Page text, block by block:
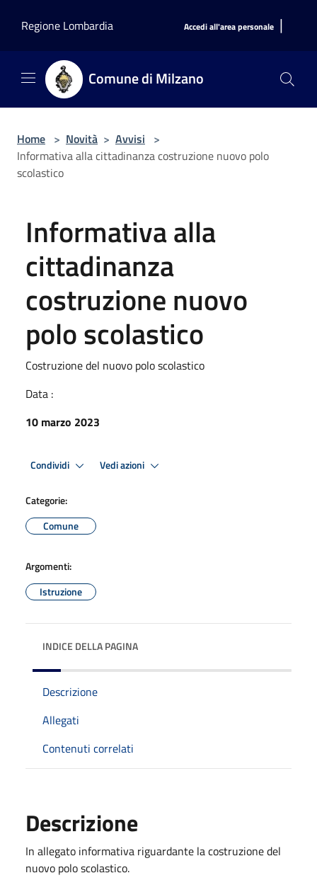
Regione Lombardia
Accedi all'area personale |
Comune di Milzano
Home > Novità > Avvisi >
Informativa alla cittadinanza costruzione nuovo polo
scolastico
Informativa alla
cittadinanza
costruzione nuovo
polo scolastico
Costruzione del nuovo polo scolastico
Data :
10 marzo 2023
Condividi Vedi azioni
Categorie:
Comune
Argomenti:
Istruzione
INDICE DELLA PAGINA
Descrizione
Allegati
Contenuti correlati
Descrizione
In allegato informativa riguardante la costruzione del
nuovo polo scolastico.